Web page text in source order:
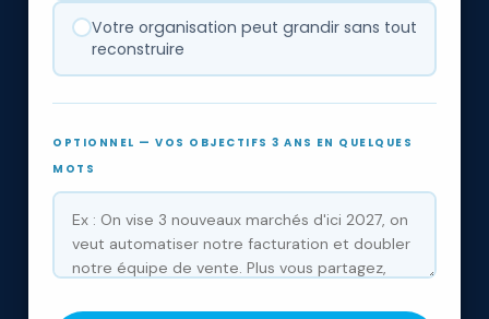
Votre organisation peut grandir sans tout
reconstruire
OPTIONNEL — VOS OBJECTIFS 3 ANS EN QUELQUES
MOTS